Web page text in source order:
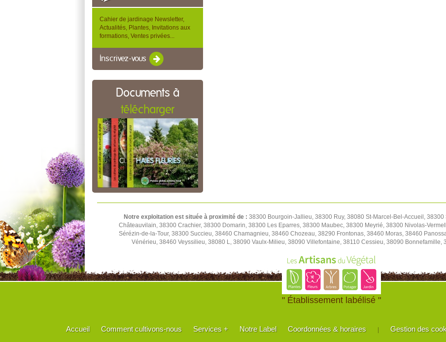
Cahier de jardinage Newsletter,
Actualités, Plantes, Invitations aux
formations, Ventes privées...
Inscrivez-vous
Documents à
télécharger
Notre exploitation est située à proximité de : 38300 Bourgoin-Jallieu, 38300 Ruy, 38080 St-Marcel-Bel-Accueil,
Châteauvilain, 38300 Crachier, 38300 Domarin, 38300 Les Eparres, 38300 Maubec, 38300 Meyrié, 38300 Nivolas-
Sérézin-de-la-Tour, 38300 Succieu, 38460 Chamagnieu, 38460 Chozeau, 38290 Frontonas, 38460 Moras, 38460
Vénérieu, 38460 Veyssilieu, 38080 L, 38090 Vaulx-Milieu, 38090 Villefontaine, 38110 Cessieu, 38090 Bonnefamille,
" Établissement labélisé "
Accueil Comment cultivons-nous Services + Notre Label Coordonnées & horaires Gestion des